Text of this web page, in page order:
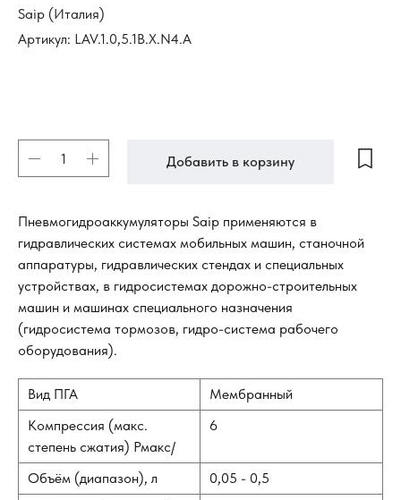
Saip (Италия)
Артикул: LAV.1.0,5.1B.X.N4.A
Добавить в корзину
Пневмогидроаккумуляторы Saip применяются в
гидравлических системах мобильных машин, станочной
аппаратуры, гидравлических стендах и специальных
устройствах, в гидросистемах дорожно-строительных
машин и машинах специального назначения
(гидросистема тормозов, гидро-система рабочего
оборудования).
Вид ПГА
Мембранный
Компрессия (макс.
степень сжатия) Рмакс/
6
Объём (диапазон), л
0,05 - 0,5